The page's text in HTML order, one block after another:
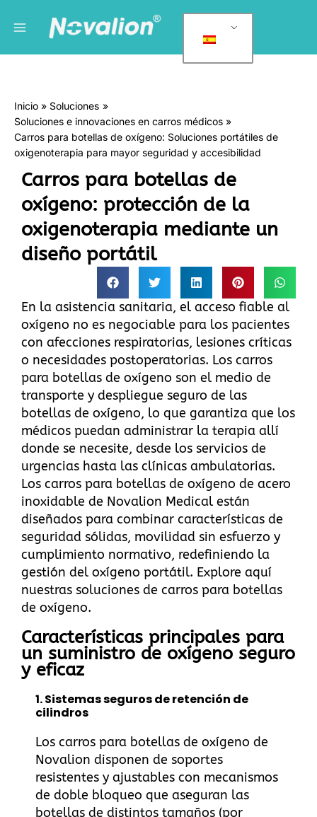
principal
a
o
r
Inicio
Soluciones
Soluciones e innovaciones en carros médicos
Carros para botellas de oxígeno: Soluciones portátiles de
oxigenoterapia para mayor seguridad y accesibilidad
Carros para botellas de
oxígeno: protección de la
oxigenoterapia mediante un
diseño portátil
En la asistencia sanitaria, el acceso fiable al
oxígeno no es negociable para los pacientes
con afecciones respiratorias, lesiones críticas
o necesidades postoperatorias. Los carros
para botellas de oxígeno son el medio de
transporte y despliegue seguro de las
botellas de oxígeno, lo que garantiza que los
médicos puedan administrar la terapia allí
donde se necesite, desde los servicios de
urgencias hasta las clínicas ambulatorias.
Los carros para botellas de oxígeno de acero
inoxidable de Novalion Medical están
diseñados para combinar características de
seguridad sólidas, movilidad sin esfuerzo y
cumplimiento normativo, redefiniendo la
gestión del oxígeno portátil. Explore aquí
nuestras soluciones de carros para botellas
de oxígeno.
Características principales para
un suministro de oxígeno seguro
y eficaz
1.Sistemas seguros de retención de
cilindros
Los carros para botellas de oxígeno de
Novalion disponen de soportes
resistentes y ajustables con mecanismos
de doble bloqueo que aseguran las
botellas de distintos tamaños (por